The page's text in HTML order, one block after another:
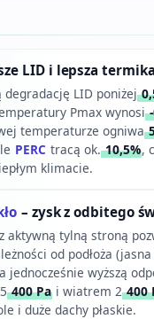
LID i lepsza termika
degradację LID poniżej
Pmax wynosi-
temperaturze ogniwa
PERC tracą ok.10,5%,
klimacie.
– zysk z odbitego
aktywną tylną stroną
od podłoża
jednocześnie wyższą
400 Pai wiatrem 2400
i duże dachy płaskie.